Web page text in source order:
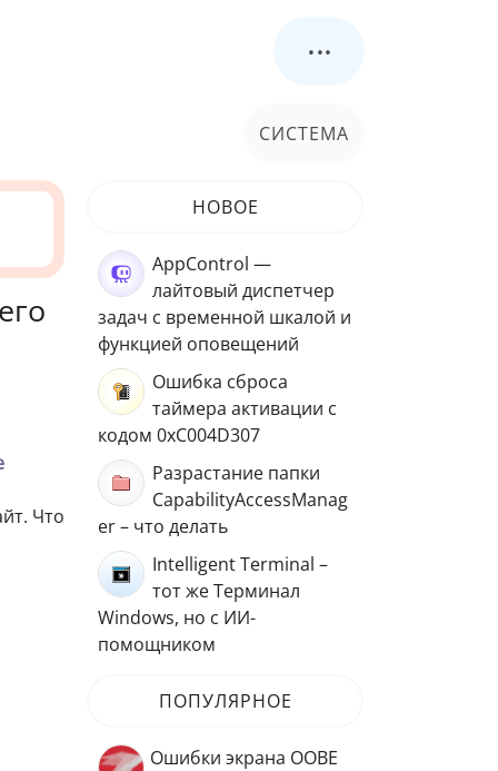
...
СИСТЕМА
Что
НОВОЕ
AppControl —
лайтовый диспетчер
задач с временной шкалой и
функцией оповещений
Ошибка сброса
таймера активации с
кодом 0xC004D307
Разрастание папки
CapabilityAccessManag
er – что делать
Intelligent Terminal –
тот же Терминал
Windows, но с ИИ-
помощником
ПОПУЛЯРНОЕ
Ошибки экрана OOBE